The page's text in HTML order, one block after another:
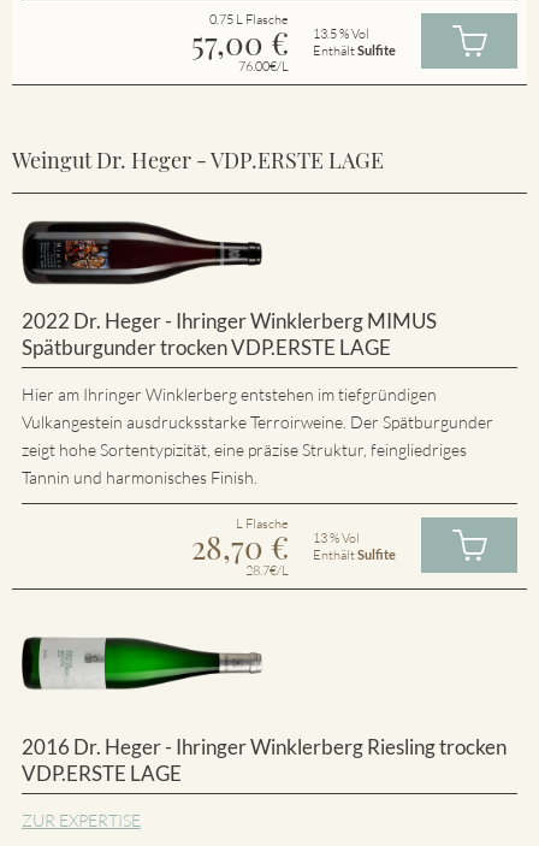
0.75 L Flasche
57,00 €
76.00€/L
13.5 % Vol
EnthältSulfite
Weingut Dr. Heger - VDP.ERSTE LAGE
2022 Dr. Heger - Ihringer Winklerberg MIMUS
Spätburgunder trocken VDP.ERSTE LAGE
Hier am Ihringer Winklerberg entstehen im tiefgründigen
Vulkangestein ausdrucksstarke Terroirweine. Der Spätburgunder
zeigt hohe Sortentypizität, eine präzise Struktur, feingliedriges
Tannin und harmonisches Finish.
L Flasche
28,70 €
28.7€/L
13 % Vol
EnthältSulfite
2016 Dr. Heger - Ihringer Winklerberg Riesling trocken
VDP.ERSTE LAGE
ZUR EXPERTISE